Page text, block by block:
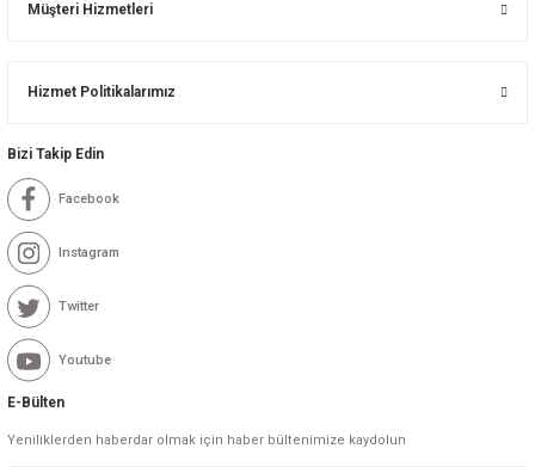
Müşteri Hizmetleri
Hizmet Politikalarımız
Bizi Takip Edin
Facebook
Instagram
Twitter
Youtube
E-Bülten
Yeniliklerden haberdar olmak için haber bültenimize kaydolun